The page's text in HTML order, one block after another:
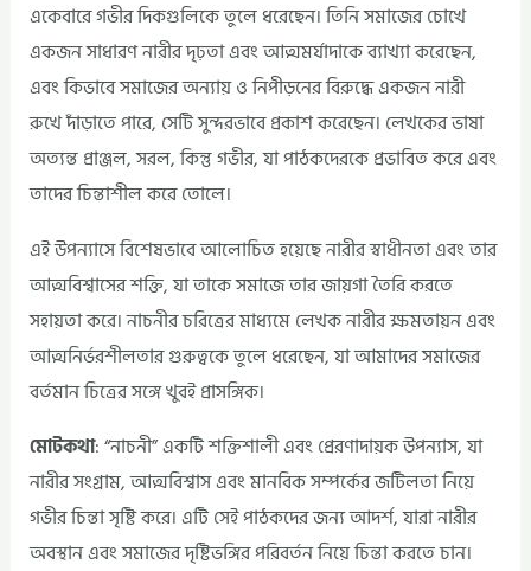
একেবারে গভীর দিকগুলিকে তুলে ধরেছেন। তিনি সমাজের চোখে
একজন সাধারণ নারীর দৃঢ়তা এবং আত্মমর্যাদাকে ব্যাখ্যা করেছেন,
এবং কিভাবে সমাজের অন্যায় ও নিপীড়নের বিরুদ্ধে একজন নারী
রুখে দাঁড়াতে পারে, সেটি সুন্দরভাবে প্রকাশ করেছেন। লেখকের ভাষা
অত্যন্ত প্রাঞ্জল, সরল, কিন্তু গভীর, যা পাঠকদেরকে প্রভাবিত করে এবং
তাদের চিন্তাশীল করে তোলে।
এই উপন্যাসে বিশেষভাবে আলোচিত হয়েছে নারীর স্বাধীনতা এবং তার
আত্মবিশ্বাসের শক্তি, যা তাকে সমাজে তার জায়গা তৈরি করতে
সহায়তা করে। নাচনীর চরিত্রের মাধ্যমে লেখক নারীর ক্ষমতায়ন এবং
আত্মনির্ভরশীলতার গুরুত্বকে তুলে ধরেছেন, যা আমাদের সমাজের
বর্তমান চিত্রের সঙ্গে খুবই প্রাসঙ্গিক।
মোটকথা: “নাচনী” একটি শক্তিশালী এবং প্রেরণাদায়ক উপন্যাস, যা
নারীর সংগ্রাম, আত্মবিশ্বাস এবং মানবিক সম্পর্কের জটিলতা নিয়ে
গভীর চিন্তা সৃষ্টি করে। এটি সেই পাঠকদের জন্য আদর্শ, যারা নারীর
অবস্থান এবং সমাজের দৃষ্টিভঙ্গির পরিবর্তন নিয়ে চিন্তা করতে চান।